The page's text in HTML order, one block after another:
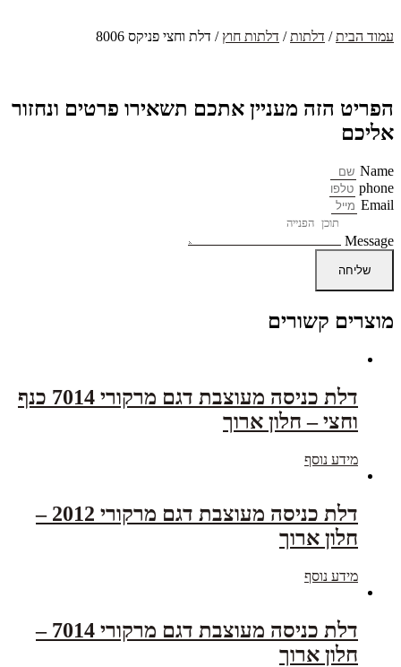
עמוד הבית/ דלתות/ דלתות חוץ / דלת וחצי פניקס 8006
הפריט הזה מעניין אתכם תשאירו פרטים ונחזור
אליכם
Name
phone
Email
Message
שליחה
מוצרים קשורים
דלת כניסה מעוצבת דגם מרקורי 7014 כנף
וחצי – חלון ארוך
מידע נוסף
דלת כניסה מעוצבת דגם מרקורי 2012 –
חלון ארוך
מידע נוסף
דלת כניסה מעוצבת דגם מרקורי 7014 –
חלון ארוך